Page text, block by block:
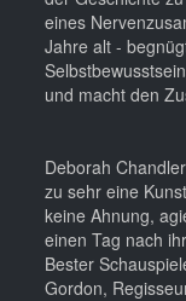
eines
Jahre alt -
und macht den
Deborah
zu sehr eine
keine Ahnung,
einen Tag nach
Bester
Gordon,